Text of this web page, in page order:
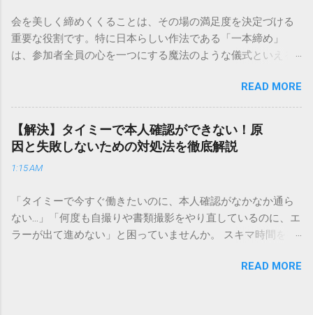
本全国に広範なネットワークを持つ大手運送会社です。特に
重量物や大型の荷物、そして企業間の輸送において圧倒的な
実績を誇ります。 個人で利用する場合、他の宅配業者と少し
いう特徴があります。地域に密着した各拠点が配送をコント
ロールしているため、現場の状況に合わせた柔軟な相談がし
やすいのがメリットです。まずは、今抱えている悩みがどの
サービスで解決できるかを確認していきましょう。 1. 荷物の
るのが最も効率的です。現在の荷物がいったいどこにあるの
か、いつ届く予定なのかは、お手元の番号一つで判明しま
す。 伝票番号（お問い合わせ番号）を準備する : 送り状（伝
票）の控えに記載されている、数字の並びを確認してくださ
い。これが荷物の識別番号になります。 確認できる内容 : 集
会を美しく締めくくることは、その場の満足度を決定づける
重要な役割です。特に日本らしい作法である「一本締め」
は、参加者全員の心を一つにする魔法のような儀式といえる
「手拍子のリズムに自信がない」と不安を感じる方も多いは
ずです。この記事では、ビジネスからカジュアルな集まりま
で、どのような場面でも堂々と立ち振る舞えるための「一本
締め」の作法を、基礎知識から具体的なセリフ例まで丁寧に
解説します。 一本締めとは？その本質と効果 一本締めは、単
に手を叩いて終わらせる作業ではありません。その時間、そ
て刻み込む伝統的な儀礼です。 一本締めがもたらすポジティ
ブな効果 一体感の創出 参加者全員が一斉に同じリズムを刻む
ことで、集団としての連帯感が生まれます。 心地よい終幕
韻を大切にしながら、すっきりと解散することができます。
READ MORE
【解決】タイミーで本人確認ができない！原
因と失敗しないための対処法を徹底解説
1:15 AM
「タイミーで今すぐ働きたいのに、本人確認がなかなか通ら
ない…」「何度も自撮りや書類撮影をやり直しているのに、エ
ラーが出て進めない」と困っていませんか。 スキマ時間を有
賢い働き方に欠かせないツールです。しかし、その最初の壁
READ MORE